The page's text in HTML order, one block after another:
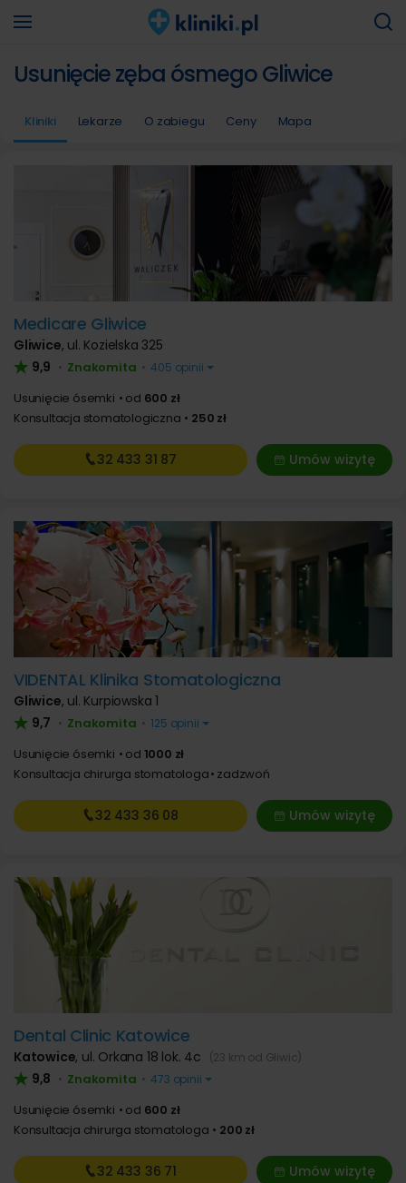
Usunięcie zęba ósmego Gliwice
Kliniki Lekarze O zabiegu Ceny Mapa
Medicare Gliwice
Gliwice, ul. Kozielska 325
9,9 • Znakomita • 405 opinii
Usunięcie ósemki od 600 zł
Konsultacja stomatologiczna
250 zł
Umów wizytę
32 433 31 87
VIDENTAL Klinika Stomatologiczna
Gliwice, ul. Kurpiowska 1
9,7 • Znakomita • 125 opinii
Usunięcie ósemki od 1000 zł
Konsultacja chirurga stomatologa zadzwoń
Umów wizytę
32 433 36 08
Dental Clinic Katowice
Katowice, ul. Orkana 18 lok. 4c (23 km od Gliwic)
9,8 • Znakomita • 473 opinii
Usunięcie ósemki od 600 zł
Konsultacja chirurga stomatologa
200 zł
Umów wizytę
32 433 36 71